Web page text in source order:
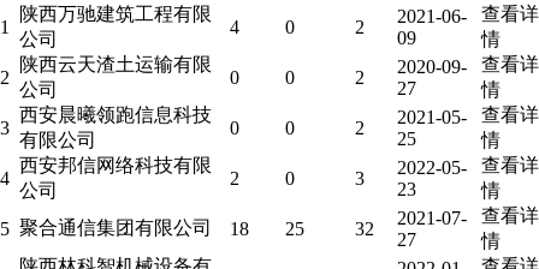
1
陕西万驰建筑工程有限
公司
4 0 2
2021-06-
09
查看详
情
2
陕西云天渣土运输有限
公司
0 0 2
2020-09-
27
查看详
情
3
西安晨曦领跑信息科技
有限公司
0 0 2
2021-05-
25
查看详
情
4
西安邦信网络科技有限
公司
2 0 3
2022-05-
23
查看详
情
5 聚合通信集团有限公司 18 25 32
2021-07-
27
查看详
情